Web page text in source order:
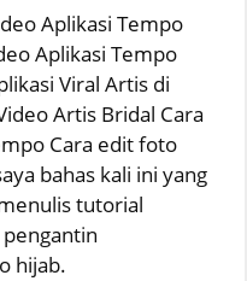
Aplikasi Tempo
Aplikasi Tempo
Viral Artis di
Artis Bridal Cara
Cara edit foto
bahas kali ini yang
tutorial
hijab.